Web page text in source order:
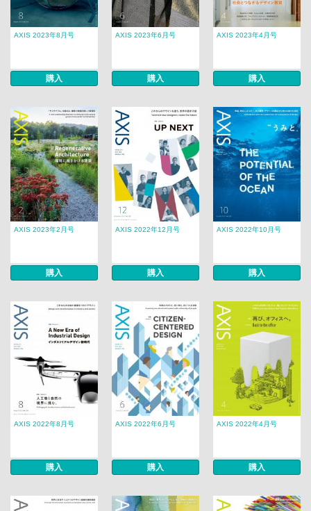
AXIS 2023年8月号
購入
AXIS 2023年6月号
購入
AXIS 2023年4月号
購入
AXIS 2023年2月号
購入
AXIS 2022年12月号
購入
AXIS 2022年10月号
購入
AXIS 2022年8月号
購入
AXIS 2022年6月号
購入
AXIS 2022年4月号
購入